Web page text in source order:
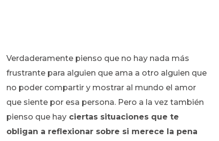
Verdaderamente pienso que no hay nada más
frustrante para alguien que ama a otro alguien que
no poder compartir y mostrar al mundo el amor
que siente por esa persona. Pero a la vez también
pienso que hay ciertas situaciones que te
obligan a reflexionar sobre si merece la pena